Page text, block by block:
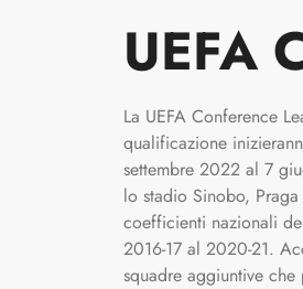
UEFA
La UEFA Conference
qualificazione
settembre 2022 al 7
lo stadio Sinobo,
coefficienti nazionali
2016-17 al 2020-21.
squadre aggiuntive